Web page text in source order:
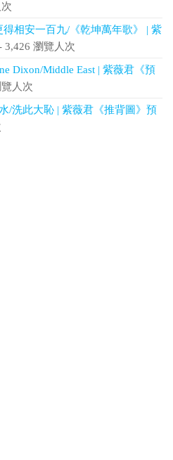
相安一百九/《乾坤萬年歌》 | 紫
3,426 瀏覽人次
Dixon/Middle East | 紫薇君《預
人次
/洗此大恥 | 紫薇君《推背圖》預